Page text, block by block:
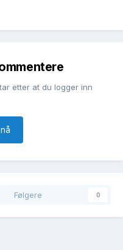
etter at du logger inn
Følgere 0